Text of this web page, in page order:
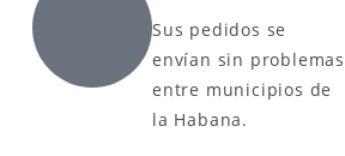
Sus pedidos se
envían sin problemas
entre municipios de
la Habana.